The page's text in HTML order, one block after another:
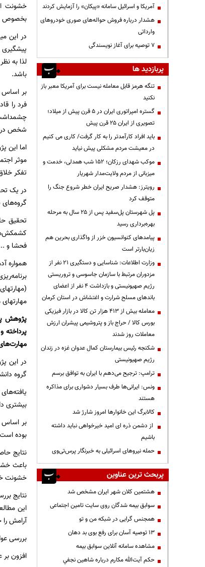
خشونت
بخصوص
در این
پیشگیری
لذا به
باشد.
بر اساس
فرد را
شخص در
موثر
تفکر
در یک
تحقیق
فحشا و
همواره
گروه
بیشتری
بوده است. از سویی دیگر بیش از
نتایج
باعث
خشونت
نتایج
این
آرامش
بررسی
افزون
آمریکا و اسرائیل سامانه «پیکان» را آزمایش کردند
هشدار درباره فروش حواله‌های صوری خودروهای
وارداتی
۷ توصیه برای آغاز نویسندگی
پربازدید ها
تنگه هرمز قابل معامله نیست برای آمریکا معبر باز
نکنید
گستره امپراتوری ایران در ۵ قرن پیش از میلاد؛
تصویری از ایران ۲۵ قرن پیش
باید افراد کارآمدتر را به کار گرفت/ کاری می کنیم
در معیشت مردم مشکلی پیش نیاید
موکب شهدای رزکان؛ ۱۵۲ شب همدلی، خدمت و
میزبانی از مردم ولایت‌مدار شهریار
رویترز: هشدار صریح ایران خطر شروع جنگ را
متوقف کرد
پل شهرستان پل‌سفید پس از ۲۵ سال به مرحله
بهره‌برداری رسید
پیامدهای کنوانسیون خزر از واگذاری بحرین هم
زیان‌بارتر است
وزارت اطلاعات: شناسایی و دستگیری ۲۱ نفر از
مزدوران مرتبط با سازمان جاسوسی و تروریستی
رژیم صهیونیستی و بازداشت ۴ نفر از اعضای
باندهای مسلح شرارت و اغتشاش در استان کرمان
معامله بیش از ۴۱۳ هزار تن کالا در بازار فیزیکی
بورس کالا / حراج باز و پتروشیمی پیشران ارزش
معاملات روز شدند
شکنجه رئیس بیمارستان کمال عدوان غزه در زندان
رژیم صهیونیستی
ترامپ: ترجیح می‌دهم با ایران به توافق برسم
ونس: ایرانی‌ها طرف بسیار دشواری برای مذاکره
هستند
کالابرگ این خانوارها امروز شارژ شد
از دشمن ذره ای امید خیرخواهی نباید داشته
باشیم
حمله نیروهای اسرائیلی به خبرنگار پرس‌تی‌وی
پربحث ترین عناوین
هشتمین کلان شهر ایران مشخص شد
سوابق بیمه شدگان روی سایت تامین اجتماعی
همجنس گرایی در شبکه من و تو
13 توصیه آسان برای رفع بوی بد دهان
مشاهده سامانه آنلاين سوابق بیمه
حكم آيت‌الله مكارم درباره شاهين نجفي